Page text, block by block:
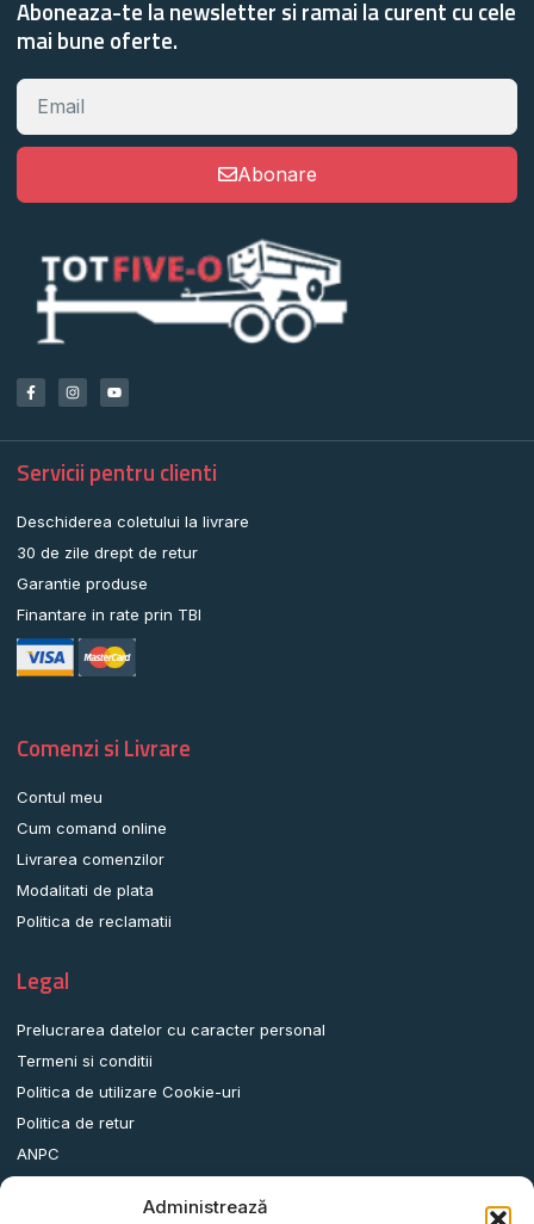
Administrează
Aboneaza-te la newsletter si ramai la curent cu cele
mai bune oferte.
Abonare
Servicii pentru clienti
Deschiderea coletului la livrare
30 de zile drept de retur
Garantie produse
Finantare in rate prin TBI
Comenzi si Livrare
Contul meu
Cum comand online
Livrarea comenzilor
Modalitati de plata
Politica de reclamatii
Legal
Prelucrarea datelor cu caracter personal
Termeni si conditii
Politica de utilizare Cookie-uri
Politica de retur
ANPC